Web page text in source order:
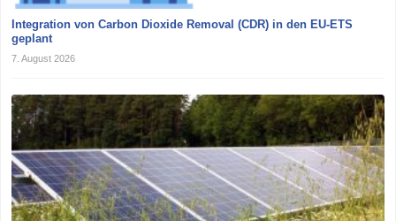
Integration von Carbon Dioxide Removal (CDR) in den EU-ETS
geplant
7. August 2026